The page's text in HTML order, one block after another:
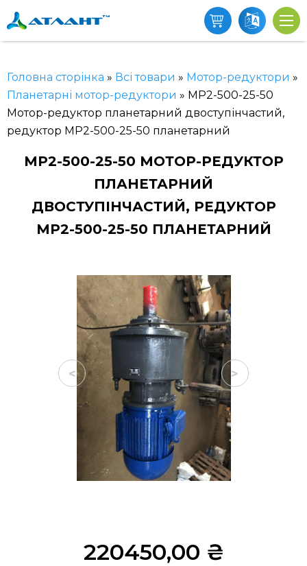
Головна сторінка » Всі товари » Мотор-редуктори »
Планетарні мотор-редуктори » МР2-500-25-50
Мотор-редуктор планетарний двоступінчастий,
редуктор МР2-500-25-50 планетарний
МР2-500-25-50 МОТОР-РЕДУКТОР
ПЛАНЕТАРНИЙ
ДВОСТУПІНЧАСТИЙ, РЕДУКТОР
МР2-500-25-50 ПЛАНЕТАРНИЙ
< >
220450,00 ₴